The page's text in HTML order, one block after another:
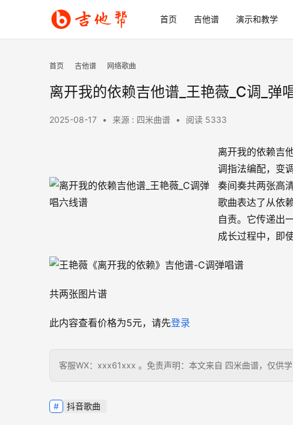
首页 吉他谱 演示和教学
首页 吉他谱 网络歌曲
离开我的依赖吉他谱_王艳薇_C调_弹
2025-08-17 • 来源 : 四米曲谱 • 阅读 5333
离开我的依赖吉
调指法编配，变
奏间奏共两张高
歌曲表达了从依
自责。它传递出
成长过程中，即
共两张图片谱
此内容查看价格为5元，请先登录
客服WX：xxx61xxx 。免责声明：本文来自 四米曲谱，仅供
抖音歌曲